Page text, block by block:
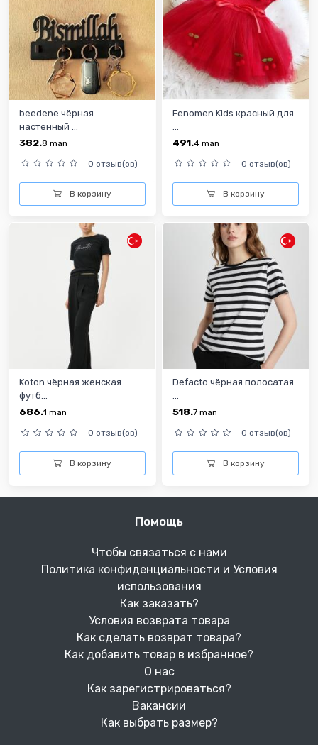
beedene чёрная
настенный ...
382.8 man
0 отзыв(ов)
В корзину
Fenomen Kids красный для
491.4 man
0 отзыв(ов)
В корзину
Koton чёрная женская
футб...
686.1 man
0 отзыв(ов)
В корзину
Defacto чёрная полосатая
...
518.7 man
0 отзыв(ов)
В корзину
Помощь
Чтобы связаться с нами
Политика конфиденциальности и Условия
использования
Как заказать?
Условия возврата товара
Как сделать возврат товара?
Как добавить товар в избранное?
О нас
Как зарегистрироваться?
Вакансии
Как выбрать размер?